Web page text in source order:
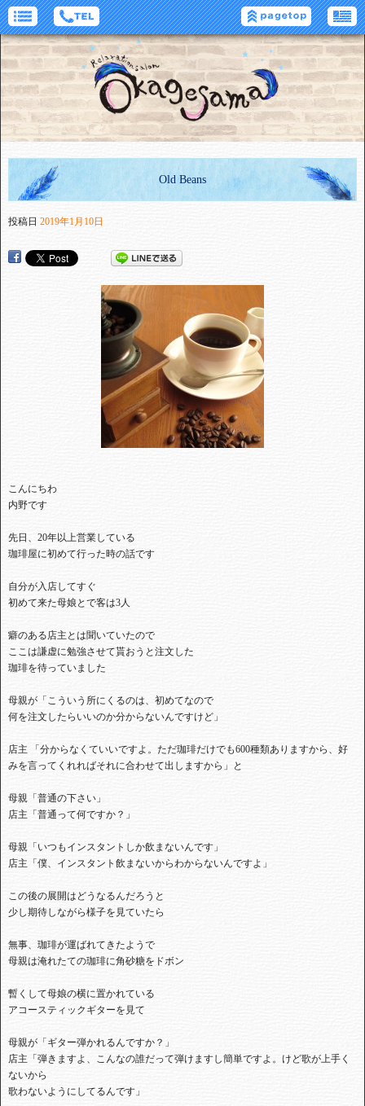
Old Beans
投稿日 2019年1月10日
こんにちわ
内野です
先日、20年以上営業している
珈琲屋に初めて行った時の話です
自分が入店してすぐ
初めて来た母娘とで客は3人
癖のある店主とは聞いていたので
ここは謙虚に勉強させて貰おうと注文した
珈琲を待っていました
母親が「こういう所にくるのは、初めてなので
何を注文したらいいのか分からないんですけど」
店主 「分からなくていいですよ。ただ珈琲だけでも600種類ありますから、好
みを言ってくれればそれに合わせて出しますから」と
母親「普通の下さい」
店主「普通って何ですか？」
母親「いつもインスタントしか飲まないんです」
店主「僕、インスタント飲まないからわからないんですよ」
この後の展開はどうなるんだろうと
少し期待しながら様子を見ていたら
無事、珈琲が運ばれてきたようで
母親は淹れたての珈琲に角砂糖をドボン
暫くして母娘の横に置かれている
アコースティックギターを見て
母親が「ギター弾かれるんですか？」
店主「弾きますよ、こんなの誰だって弾けますし簡単ですよ。けど歌が上手く
ないから
歌わないようにしてるんです」